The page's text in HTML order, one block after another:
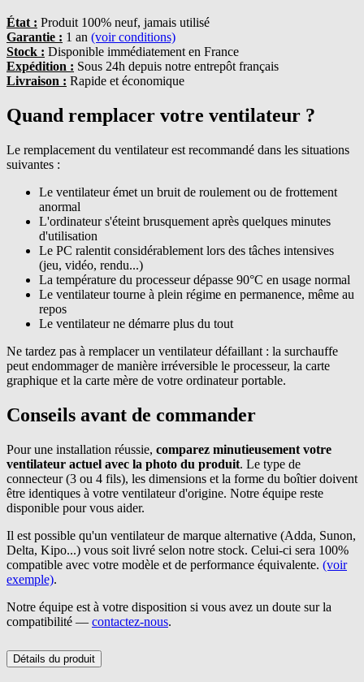
État : Produit 100% neuf, jamais utilisé
Garantie : 1 an (voir conditions)
Stock : Disponible immédiatement en France
Expédition : Sous 24h depuis notre entrepôt français
Livraison : Rapide et économique
Quand remplacer votre ventilateur ?
Le remplacement du ventilateur est recommandé dans les situations
suivantes :
Le ventilateur émet un bruit de roulement ou de frottement
anormal
L'ordinateur s'éteint brusquement après quelques minutes
d'utilisation
Le PC ralentit considérablement lors des tâches intensives
(jeu, vidéo, rendu...)
La température du processeur dépasse 90°C en usage normal
Le ventilateur tourne à plein régime en permanence, même au
repos
Le ventilateur ne démarre plus du tout
Ne tardez pas à remplacer un ventilateur défaillant : la surchauffe
peut endommager de manière irréversible le processeur, la carte
graphique et la carte mère de votre ordinateur portable.
Conseils avant de commander
Pour une installation réussie, comparez minutieusement votre
ventilateur actuel avec la photo du produit. Le type de
connecteur (3 ou 4 fils), les dimensions et la forme du boîtier doivent
être identiques à votre ventilateur d'origine. Notre équipe reste
disponible pour vous aider.
Il est possible qu'un ventilateur de marque alternative (Adda, Sunon,
Delta, Kipo...) vous soit livré selon notre stock. Celui-ci sera 100%
compatible avec votre modèle et de performance équivalente. (voir
exemple).
Notre équipe est à votre disposition si vous avez un doute sur la
compatibilité — contactez-nous.
Détails du produit